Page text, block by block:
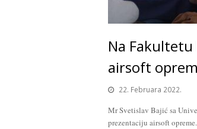
Na
airsoft
22. Februara 2022.
Mr Svetislav Bajić sa
prezentaciju airsoft